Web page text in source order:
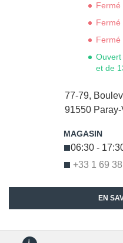
77-79,
91550
+33 1 69
06:30 -
Fermé
Fermé
Fermé
et de
EN